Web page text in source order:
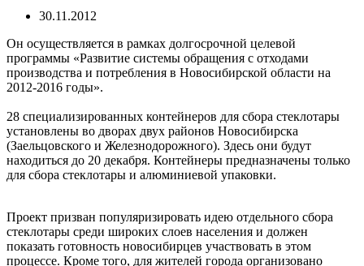
30.11.2012
Он осуществляется в рамках долгосрочной целевой
программы «Развитие системы обращения с отходами
производства и потребления в Новосибирской области на
2012-2016 годы».
28 специализированных контейнеров для сбора стеклотары
установлены во дворах двух районов Новосибирска
(Заельцовского и Железнодорожного). Здесь они будут
находиться до 20 декабря. Контейнеры предназначены только
для сбора стеклотары и алюминиевой упаковки.
Проект призван популяризировать идею отдельного сбора
стеклотары среди широких слоев населения и должен
показать готовность новосибирцев участвовать в этом
процессе. Кроме того, для жителей города организовано